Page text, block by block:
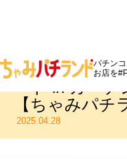
パチン
お店を
でんこのド
ート in ガーデ
【ちゃみパチ
2025.04.28